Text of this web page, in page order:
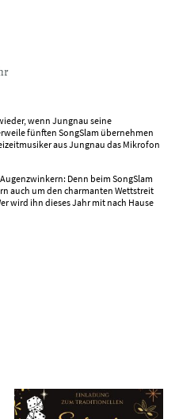
wenn Jungnau seine
fünften SongSlam übernehmen
aus Jungnau das Mikrofon
Denn beim SongSlam
auch um den charmanten Wettstreit
wird ihn dieses Jahr mit nach Hause